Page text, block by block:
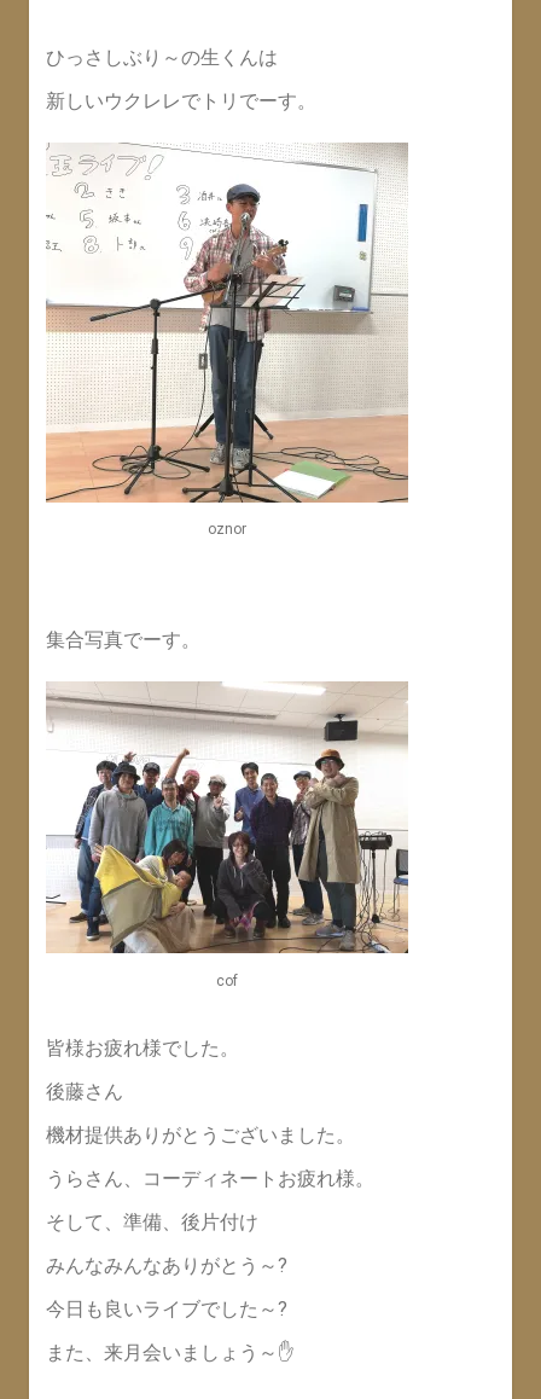
ひっさしぶり～の生くんは
新しいウクレレでトリでーす。
oznor
集合写真でーす。
cof
皆様お疲れ様でした。
後藤さん
機材提供ありがとうございました。
うらさん、コーディネートお疲れ様。
そして、準備、後片付け
みんなみんなありがとう～?
今日も良いライブでした～?
また、来月会いましょう～✋